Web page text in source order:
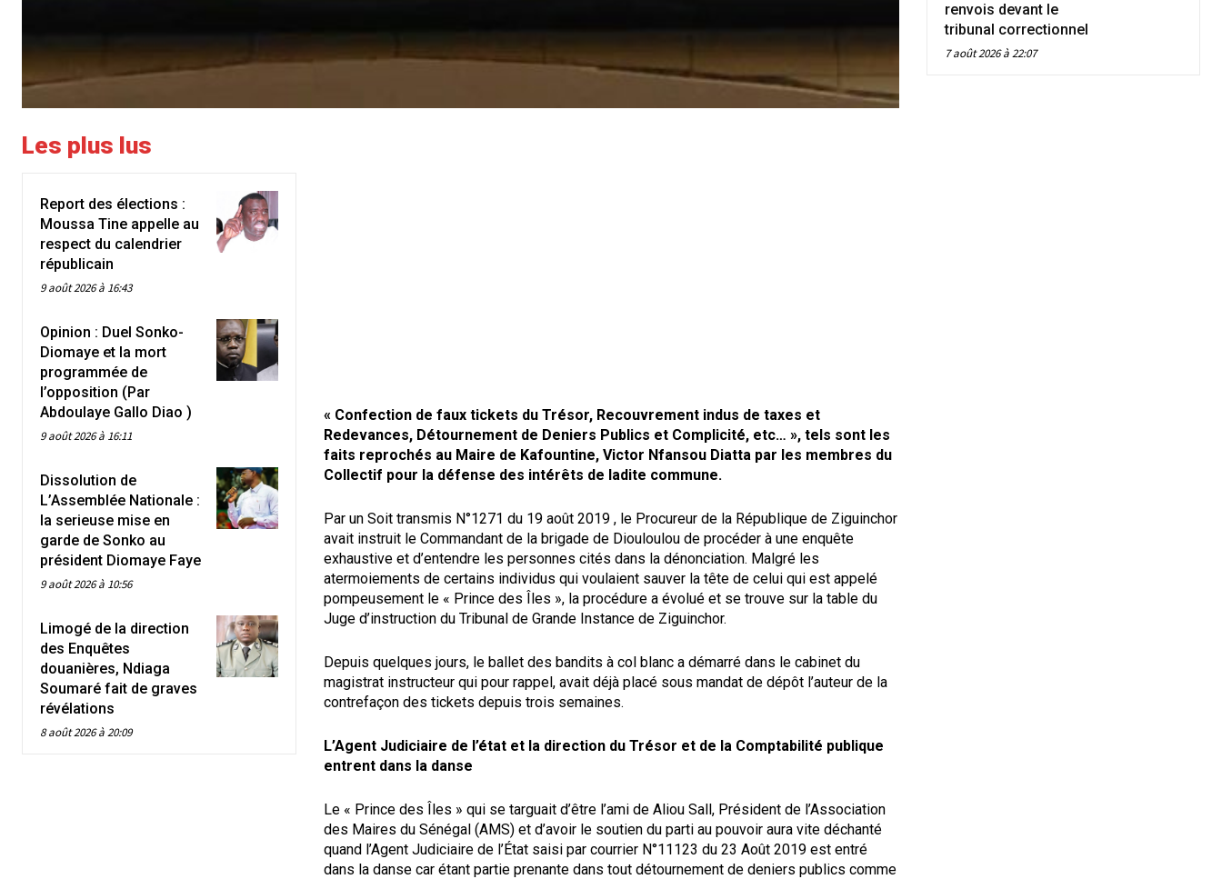
Les plus lus
Report des élections :
Moussa Tine appelle au
respect du calendrier
républicain
9 août 2026 à 16:43
Opinion : Duel Sonko-
Diomaye et la mort
programmée de
l’opposition (Par
Abdoulaye Gallo Diao )
9 août 2026 à 16:11
Dissolution de
L’Assemblée Nationale :
la serieuse mise en
garde de Sonko au
président Diomaye Faye
9 août 2026 à 10:56
Limogé de la direction
des Enquêtes
douanières, Ndiaga
Soumaré fait de graves
révélations
8 août 2026 à 20:09
« Confection de faux tickets du Trésor, Recouvrement indus de taxes et
Redevances, Détournement de Deniers Publics et Complicité, etc… », tels sont les
faits reprochés au Maire de Kafountine, Victor Nfansou Diatta par les membres du
Collectif pour la défense des intérêts de ladite commune.
Par un Soit transmis N°1271 du 19 août 2019 , le Procureur de la République de Ziguinchor
avait instruit le Commandant de la brigade de Diouloulou de procéder à une enquête
exhaustive et d’entendre les personnes cités dans la dénonciation. Malgré les
atermoiements de certains individus qui voulaient sauver la tête de celui qui est appelé
pompeusement le « Prince des Îles », la procédure a évolué et se trouve sur la table du
Juge d’instruction du Tribunal de Grande Instance de Ziguinchor.
Depuis quelques jours, le ballet des bandits à col blanc a démarré dans le cabinet du
magistrat instructeur qui pour rappel, avait déjà placé sous mandat de dépôt l’auteur de la
contrefaçon des tickets depuis trois semaines.
L’Agent Judiciaire de l’état et la direction du Trésor et de la Comptabilité publique
entrent dans la danse
Le « Prince des Îles » qui se targuait d’être l’ami de Aliou Sall, Président de l’Association
des Maires du Sénégal (AMS) et d’avoir le soutien du parti au pouvoir aura vite déchanté
quand l’Agent Judiciaire de l’État saisi par courrier N°11123 du 23 Août 2019 est entré
dans la danse car étant partie prenante dans tout détournement de deniers publics comme
renvois devant le
tribunal correctionnel
7 août 2026 à 22:07